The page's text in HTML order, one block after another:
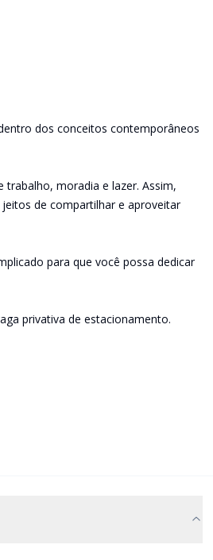
dos conceitos contemporâneos
moradia e lazer. Assim,
de compartilhar e aproveitar
para que você possa dedicar
privativa de estacionamento.